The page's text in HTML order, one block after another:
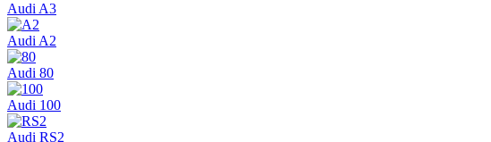
Audi A3
Audi A2
Audi 80
Audi 100
Audi RS2